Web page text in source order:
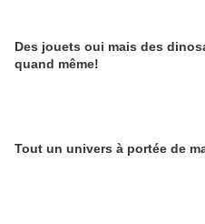
Des jouets oui mais des
quand même!
Tout un univers à portée de